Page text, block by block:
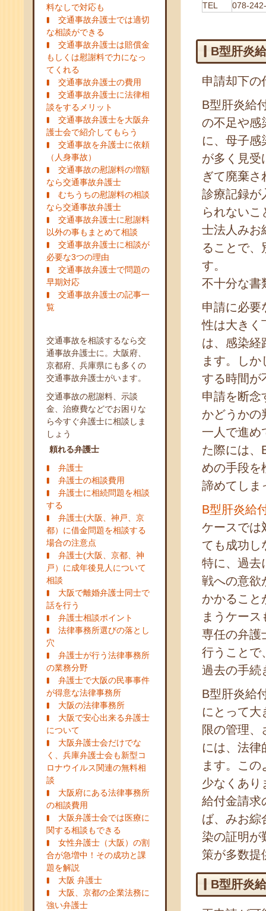
料なしで対応も
交通事故弁護士では適切
な相談ができる
交通事故弁護士は賠償金
もしくは慰謝料で力になっ
てくれる
交通事故弁護士の費用
交通事故弁護士に法律相
談をするメリット
交通事故弁護士を大阪弁
護士会で紹介してもらう
交通事故を弁護士に依頼
（人身事故）
交通事故の慰謝料の増額
なら交通事故弁護士
むちうちの慰謝料の相談
なら交通事故弁護士
交通事故弁護士に慰謝料
以外の事もまとめて相談
交通事故弁護士に相談が
必要な3つの理由
交通事故弁護士で問題の
早期対応
交通事故弁護士の記事一
覧
交通事故を相談するなら交
通事故弁護士に。大阪府、
京都府、兵庫県にも多くの
交通事故弁護士がいます。
交通事故の慰謝料、示談
金、治療費などでお困りな
ら今すぐ弁護士に相談しま
しょう
頼れる弁護士
弁護士
弁護士の相談費用
弁護士に相続問題を相談
する
弁護士(大阪、神戸、京
都）に借金問題を相談する
場合の注意点
弁護士(大阪、京都、神
戸）に成年後見人について
相談
大阪で離婚弁護士同士で
話を行う
弁護士相談ポイント
法律事務所選びの落とし
穴
弁護士が行う法律事務所
の業務分野
弁護士で大阪の民事事件
が得意な法律事務所
大阪の法律事務所
大阪で安心出来る弁護士
について
大阪弁護士会だけでな
く、兵庫弁護士会も新型コ
ロナウイルス関連の無料相
談
大阪府にある法律事務所
の相談費用
大阪弁護士会では医療に
関する相談もできる
女性弁護士（大阪）の割
合が急増中！その成功と課
題を解説
大阪 弁護士
大阪、京都の企業法務に
強い弁護士
TEL
078-
B型肝炎
申請却下の
B型肝炎給
の不足や感
に、母子感
が多く見受
ぎて廃棄
診療記録が
られない
士法人みお
ることで、
す。
不十分な書
申請に必要
性は大きく
は、感染経
ます。し
する時間が
申請を断念
かどうかの
一人で進め
た際には、
めの手段を
諦めてしま
B型肝炎給
ケースでは
ても成功し
特に、過去
戦への意欲
かかること
まうケー
専任の弁護
行うことで
過去の手続
B型肝炎給
にとって大
限の管理、
には、法律
ます。こ
少なくあり
給付金請求
ば、みお綜
染の証明が
策が多数提
B型肝炎